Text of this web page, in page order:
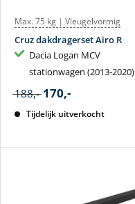
Max. 75 kg | Vleugelvormig
Cruz dakdragerset Airo R
Dacia Logan MCV
stationwagen (2013-2020)
188,- 170,-
Tijdelijk uitverkocht